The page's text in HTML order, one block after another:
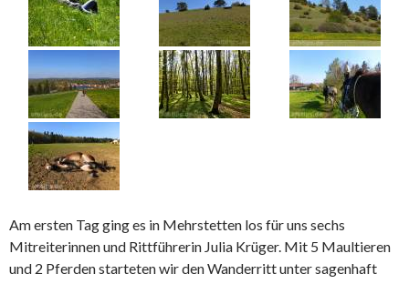
Am ersten Tag ging es in Mehrstetten los für uns sechs
Mitreiterinnen und Rittführerin Julia Krüger. Mit 5 Maultieren
und 2 Pferden starteten wir den Wanderritt unter sagenhaft